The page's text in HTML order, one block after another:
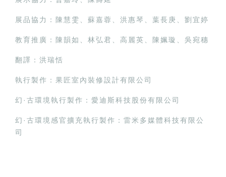
展品協力：陳慧雯、蘇嘉蓉、洪惠琴、葉長庚、劉宜婷
教育推廣：陳韻如、林弘君、高麗英、陳姵璇、吳宛穗
翻譯：洪瑞恬
執行製作：果匠室內裝修設計有限公司
幻·古環境執行製作：愛迪斯科技股份有限公司
幻·古環境感官擴充執行製作：雷米多媒體科技有限公
司